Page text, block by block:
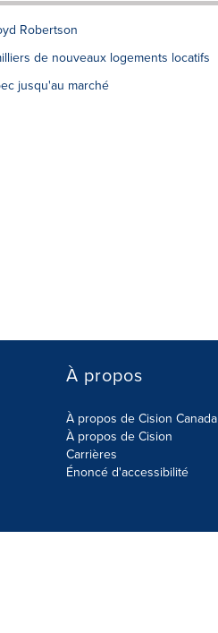
Robertson
de nouveaux logements locatifs
jusqu'au marché
À propos
À propos de Cision Canada
À propos de Cision
Carrières
Énoncé d'accessibilité